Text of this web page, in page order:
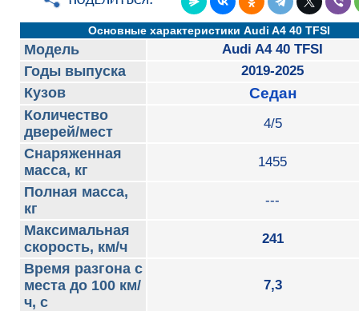
Основные характеристики Audi A4 40 TFSI
Модель Audi A4 40 TFSI
Годы выпуска 2019-2025
Кузов Седан
Количество
дверей/мест
4/5
Снаряженная
масса, кг
1455
Полная масса,
кг
---
Максимальная
скорость, км/ч
241
Время разгона с
места до 100 км/
ч, с
7,3